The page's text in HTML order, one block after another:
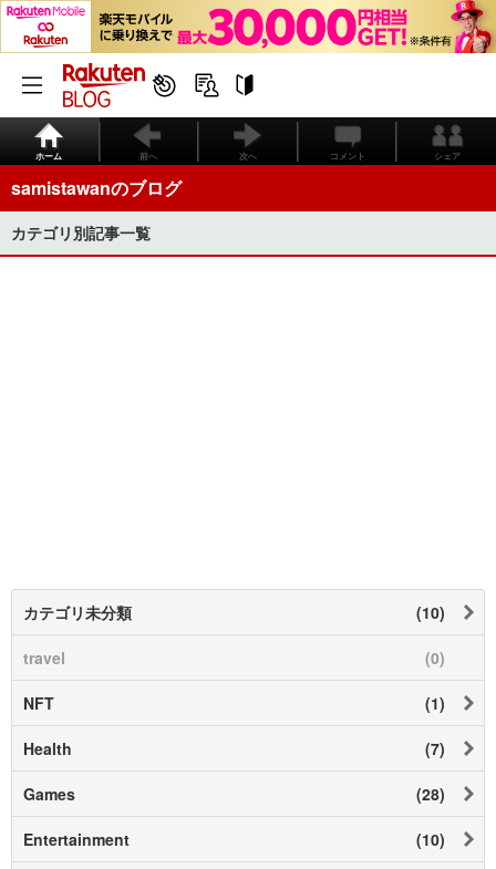
ホーム 前へ 次へ コメント シェア
samistawanのブログ
カテゴリ別記事一覧
カテゴリ未分類 (10)
travel (0)
NFT (1)
Health (7)
Games (28)
Entertainment (10)